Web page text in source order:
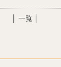
│ 一覧 │